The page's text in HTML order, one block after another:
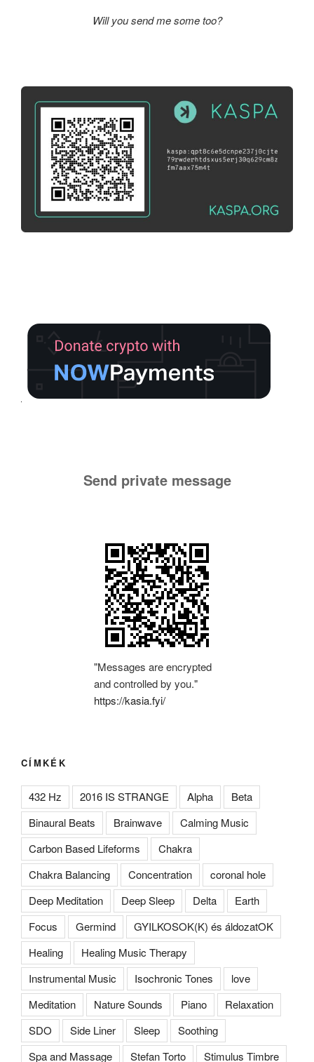
Will you send me some too?
Send private message
"Messages are encrypted
and controlled by you."
https://kasia.fyi/
CÍMKÉK
432 Hz 2016 IS STRANGE Alpha
Beta
Binaural Beats
Brainwave
Calming Music
Carbon Based Lifeforms
Chakra
Chakra Balancing
Concentration
coronal hole
Deep Meditation
Deep Sleep Delta
Earth
Focus
Germind
GYILKOSOK(K) és áldozatOK
Healing
Healing Music Therapy
Instrumental Music
Isochronic Tones
love
Meditation
Nature Sounds Piano
Relaxation
SDO
Side Liner Sleep
Soothing
Spa and Massage
Stefan Torto Stimulus Timbre